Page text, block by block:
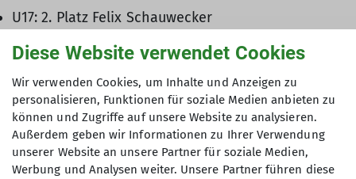
U17: 2. Platz Felix Schauwecker
und Athleten – vom KidsCup bis zum Deutschen
Jugendcup. Mit Podestplätzen, Rekorden und
konstant starken Leistungen haben wir eine tolle
Saison abgeliefert,“ so unser Trainerteam.
Herzlichen Glückwunsch an alle Starterinnen und
Diese Website verwendet Cookies
Wir verwenden Cookies, um Inhalte und Anzeigen zu
personalisieren, Funktionen für soziale Medien anbieten zu
können und Zugriffe auf unsere Website zu analysieren.
Außerdem geben wir Informationen zu Ihrer Verwendung
unserer Website an unsere Partner für soziale Medien,
Werbung und Analysen weiter. Unsere Partner führen diese